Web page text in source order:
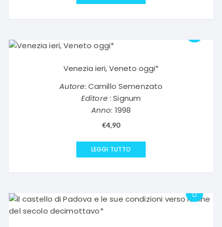
Venezia ieri, Veneto oggi*
Autore: Camillo Semenzato
Editore: Signum
Anno: 1998
€4,90
LEGGI TUTTO